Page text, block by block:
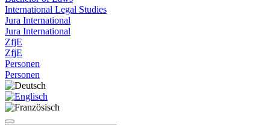
International Legal Studies
Jura International
Jura International
ZfjE
ZfjE
Personen
Personen